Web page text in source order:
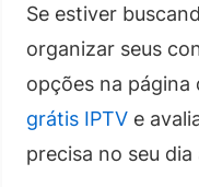
Se estiver
organizar seus
opções na página
grátis IPTV e
precisa no seu dia